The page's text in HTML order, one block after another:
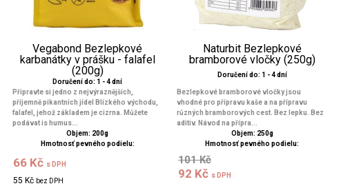
Vegabond Bezlepkové
karbanátky v prášku - falafel
(200g)
Doručení do: 1 - 4 dní
Připravte si jedno z nejvýraznějších,
příjemně pikantních jídel Blízkého východu,
falafel, jehož základem je cizrna. Můžete
podávat is humus...
Objem: 200g
Hmotnosť pevného podielu:
66 Kč s DPH
55 Kč bez DPH
Naturbit Bezlepkové
bramborové vločky (250g)
Doručení do: 1 - 4 dní
Bezlepkové bramborové vločky jsou
vhodné pro přípravu kaše a na přípravu
různých bramborových cest. Bez lepku. Bez
aditiv. Návod na přípra...
Objem: 250g
Hmotnosť pevného podielu:
101 Kč
92 Kč s DPH